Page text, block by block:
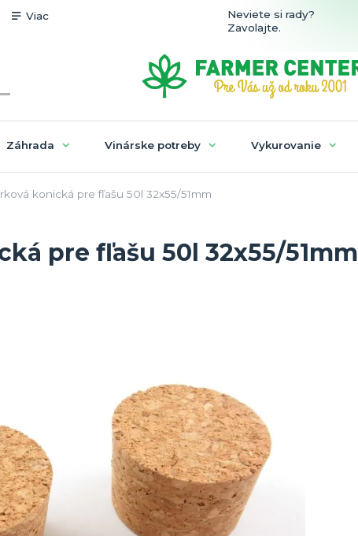
Viac
Neviete si rady?
Zavolajte.
Záhrada Vinárske potreby Vykurovanie
konická pre fľašu 50l 32x55/51mm
pre fľašu 50l 32x55/51mm